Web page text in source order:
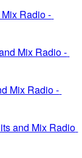
Radio -
Mix Radio -
Mix Radio -
and Mix Radio